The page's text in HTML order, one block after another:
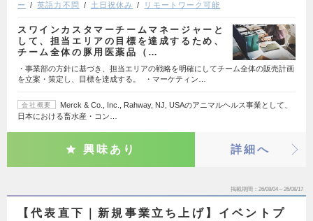
ー 英語力不問 土日祝休み リモートワーク可能
スワインカスタマーチームマネージャーと
して、担当エリアの目標を達成するため、
チーム全体の豚用医薬品（…
・事業部の方針に基づき、担当エリアの戦略を明確にしてチーム全体の販売計画
を立案・策定し、目標を達成する。 ・マーケティン…
会社概要
Merck & Co., Inc., Rahway, NJ, USAのアニマルヘルス事業として、
日本における畜水産・コン…
興味あり 詳細へ
掲載期間 26/08/04～26/08/17
【代表直下｜新規事業立ち上げ】イベントプ